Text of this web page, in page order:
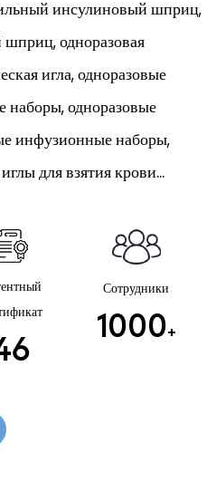
инсулиновый шприц,
одноразовая
игла, одноразовые
наборы, одноразовые
инфузионные наборы,
для взятия крови...
Сотрудники
1000+